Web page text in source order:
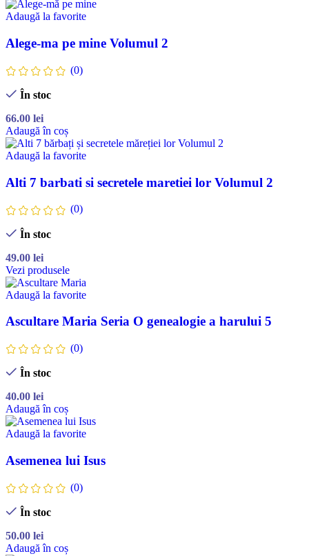
Adaugă la favorite
Alege-ma pe mine Volumul 2
(0)
În stoc
66.00 lei
Adaugă în coș
Adaugă la favorite
Alti 7 barbati si secretele maretiei lor Volumul 2
(0)
În stoc
49.00 lei
Vezi produsele
Adaugă la favorite
Ascultare Maria Seria O genealogie a harului 5
(0)
În stoc
40.00 lei
Adaugă în coș
Adaugă la favorite
Asemenea lui Isus
(0)
În stoc
50.00 lei
Adaugă în coș